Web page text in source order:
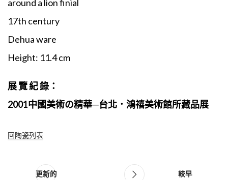
around a lion finial
17th century
Dehua ware
Height: 11.4 cm
展 覽 紀 錄：
2001中國美術の精華─台北．鴻禧美術館所藏品展
回陶瓷列表
更新的 較早